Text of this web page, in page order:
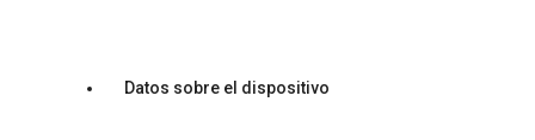
Datos sobre el dispositivo